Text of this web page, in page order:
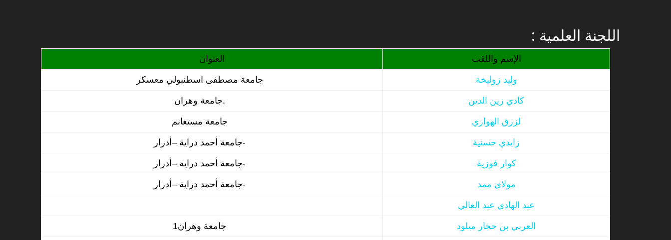
: اللجنة العلمية
العنوان الإسم واللقب
وليد زوليخة
جامعة وهران. كادي زين الدين
لزرق الهواري
جامعة أحمد دراية –أدرار- زايدي حسنية
جامعة أحمد دراية –أدرار- كوار فوزية
جامعة أحمد دراية –أدرار- مولاي ممد
عبد الهادي عبد العالي
العربي بن حجار ميلود